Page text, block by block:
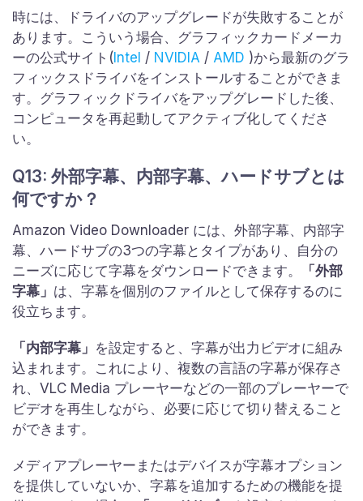
時には、ドライバのアップグレードが失敗することが
あります。こういう場合、グラフィックカードメーカ
ーの公式サイト( Intel / NVIDIA / AMD )から最新のグラ
フィックスドライバをインストールすることができま
す。グラフィックドライバをアップグレードした後、
コンピュータを再起動してアクティブ化してくださ
い。
Q13: 外部字幕、内部字幕、ハードサブとは
何ですか？
Amazon Video Downloader には、外部字幕、内部字
幕、ハードサブの3つの字幕とタイプがあり、自分の
ニーズに応じて字幕をダウンロードできます。
「外部
字幕」 は、字幕を個別のファイルとして保存するのに
役立ちます。
「内部字幕」 を設定すると、字幕が出力ビデオに組み
込まれます。これにより、複数の言語の字幕が保存さ
れ、VLC Media プレーヤーなどの一部のプレーヤーで
ビデオを再生しながら、必要に応じて切り替えること
ができます。
メディアプレーヤーまたはデバイスが字幕オプション
を提供していないか、字幕を追加するための機能を提